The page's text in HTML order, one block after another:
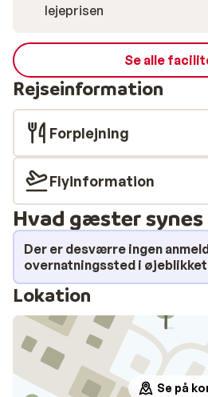
lejeprisen
Se alle
Rejseinformation
Forplejning
Flyinformation
Hvad gæster synes
Der er desværre ingen
overnatningssted i
Lokation
Se på